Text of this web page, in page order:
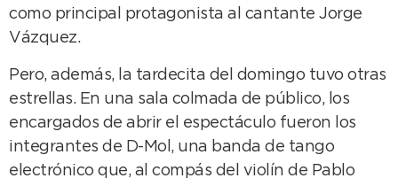
como principal protagonista al cantante Jorge
Vázquez.
Pero, además, la tardecita del domingo tuvo otras
estrellas. En una sala colmada de público, los
encargados de abrir el espectáculo fueron los
integrantes de D-Mol, una banda de tango
electrónico que, al compás del violín de Pablo